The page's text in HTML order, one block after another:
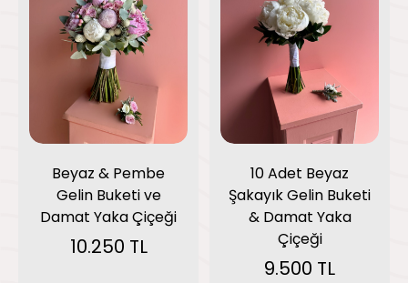
Beyaz & Pembe
Gelin Buketi ve
Damat Yaka Çiçeği
10.250 TL
10 Adet Beyaz
Şakayık Gelin Buketi
& Damat Yaka
Çiçeği
9.500 TL